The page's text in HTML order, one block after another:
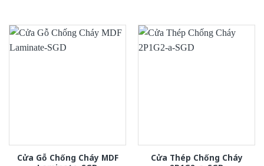
Cửa Gỗ Chống Cháy MDF
Cửa Thép Chống Cháy